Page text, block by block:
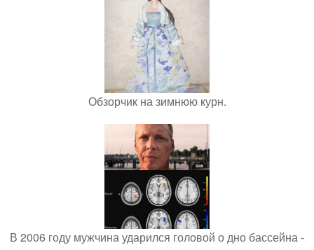
Обзорчик на зимнюю курн.
В 2006 году мужчина ударился головой о дно бассейна -